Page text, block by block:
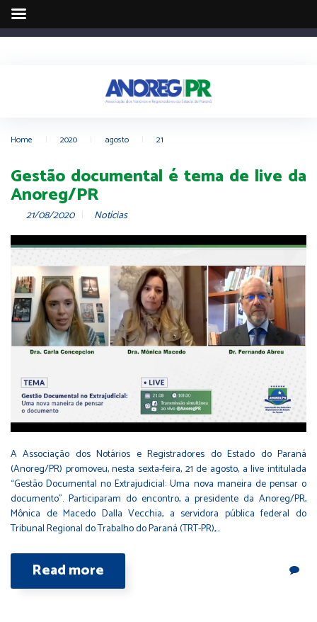
Home 2020 agosto 21
Gestão documental é tema de live da
Anoreg/PR
21/08/2020 Notícias
A Associação dos Notários e Registradores do Estado do Paraná
(Anoreg/PR) promoveu, nesta sexta-feira, 21 de agosto, a live intitulada
“Gestão Documental no Extrajudicial: Uma nova maneira de pensar o
documento”. Participaram do encontro, a presidente da Anoreg/PR,
Mônica de Macedo Dalla Vecchia, a servidora pública federal do
Tribunal Regional do Trabalho do Paraná (TRT-PR),…
Read more